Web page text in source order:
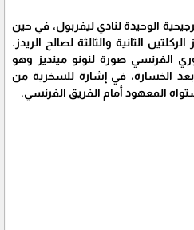
الوحيدة لنادي ليفربول، في حين
الثانية والثالثة لصالح الريدز.
الفرنسي صورة لنونو مينديز وهو
الخسارة، في إشارة للسخرية من
المعهود أمام الفريق الفرنسي.